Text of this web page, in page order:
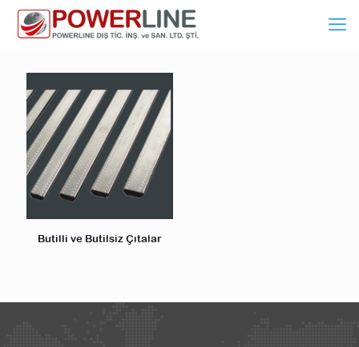
Butilli ve Butilsiz Çıtalar